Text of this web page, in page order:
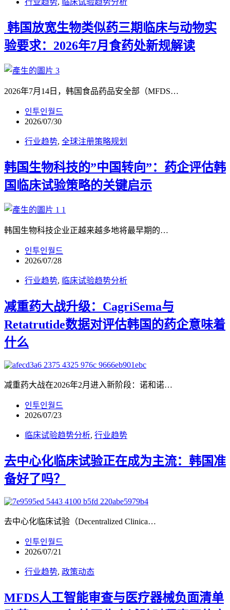
韩国放宽生物类似药三期临床与动物实
验要求：2026年7月食药处新规解读
2026年7月14日，韩国食品药品安全部（MFDS…
인투인월드
2026/07/30
行业趋势, 全球注册策略规划
韩国生物科技的”中国转向”：药企评估韩
国临床试验策略的关键启示
韩国生物科技企业正越来越多地将最早期的…
인투인월드
2026/07/28
行业趋势, 临床试验趋势分析
减重药大战升级：CagriSema与
Retatrutide数据对评估韩国的药企意味着
什么
减重药大战在2026年2月进入新阶段：诺和诺…
인투인월드
2026/07/23
临床试验趋势分析, 行业趋势
去中心化临床试验正在成为主流：韩国准
备好了吗？
去中心化临床试验（Decentralized Clinica…
인투인월드
2026/07/21
行业趋势, 政策动态
MFDS人工智能审查与医疗器械负面清单